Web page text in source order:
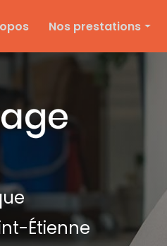
Nos prestations
Nettoyage d'entreprise
Ponçage et vitrification
Nettoyage de textile
Nettoyage de chantier
Nettoyage de vitre
Étienne